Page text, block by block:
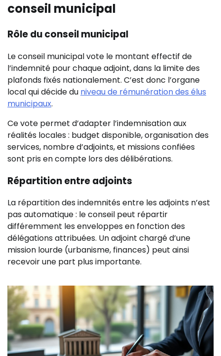
conseil municipal
Rôle du conseil municipal
Le conseil municipal vote le montant effectif de
l’indemnité pour chaque adjoint, dans la limite des
plafonds fixés nationalement. C’est donc l’organe
local qui décide du niveau de rémunération des élus
municipaux.
Ce vote permet d’adapter l’indemnisation aux
réalités locales : budget disponible, organisation des
services, nombre d’adjoints, et missions confiées
sont pris en compte lors des délibérations.
Répartition entre adjoints
La répartition des indemnités entre les adjoints n’est
pas automatique : le conseil peut répartir
différemment les enveloppes en fonction des
délégations attribuées. Un adjoint chargé d’une
mission lourde (urbanisme, finances) peut ainsi
recevoir une part plus importante.